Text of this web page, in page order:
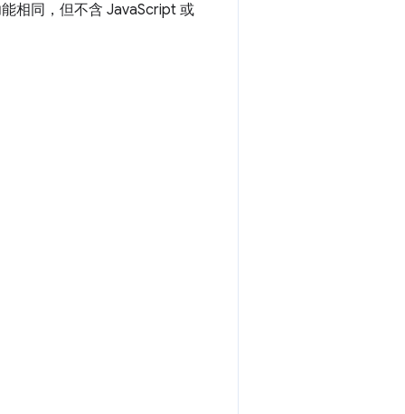
相同，但不含 JavaScript 或